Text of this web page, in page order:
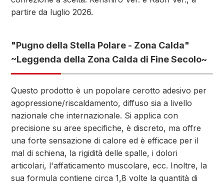
partire da luglio 2026.
"Pugno della Stella Polare - Zona Calda"
~Leggenda della Zona Calda di Fine Secolo~
Questo prodotto è un popolare cerotto adesivo per
agopressione/riscaldamento, diffuso sia a livello
nazionale che internazionale. Si applica con
precisione su aree specifiche, è discreto, ma offre
una forte sensazione di calore ed è efficace per il
mal di schiena, la rigidità delle spalle, i dolori
articolari, l'affaticamento muscolare, ecc. Inoltre, la
sua formula contiene circa 1,8 volte la quantità di